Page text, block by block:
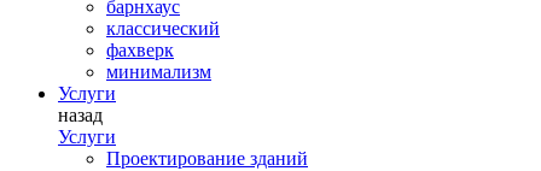
барнхаус
классический
фахверк
минимализм
Услуги
назад
Услуги
Проектирование зданий